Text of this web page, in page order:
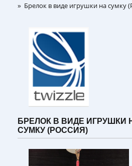
» Брелок в виде игрушки на сумку
БРЕЛОК В ВИДЕ ИГРУШКИ
СУМКУ (РОССИЯ)